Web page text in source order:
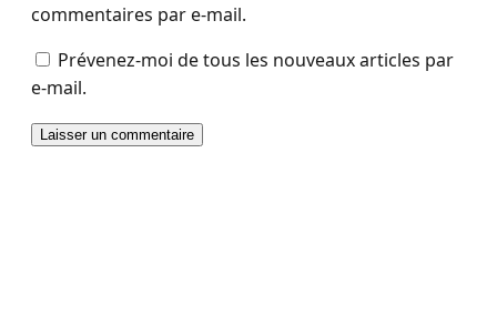
commentaires par e-mail.
Prévenez-moi de tous les nouveaux articles par
e-mail.